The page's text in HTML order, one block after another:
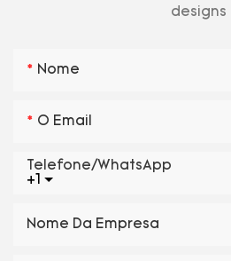
designs
Nome
O Email
+1
Telefone/WhatsApp
Nome Da Empresa